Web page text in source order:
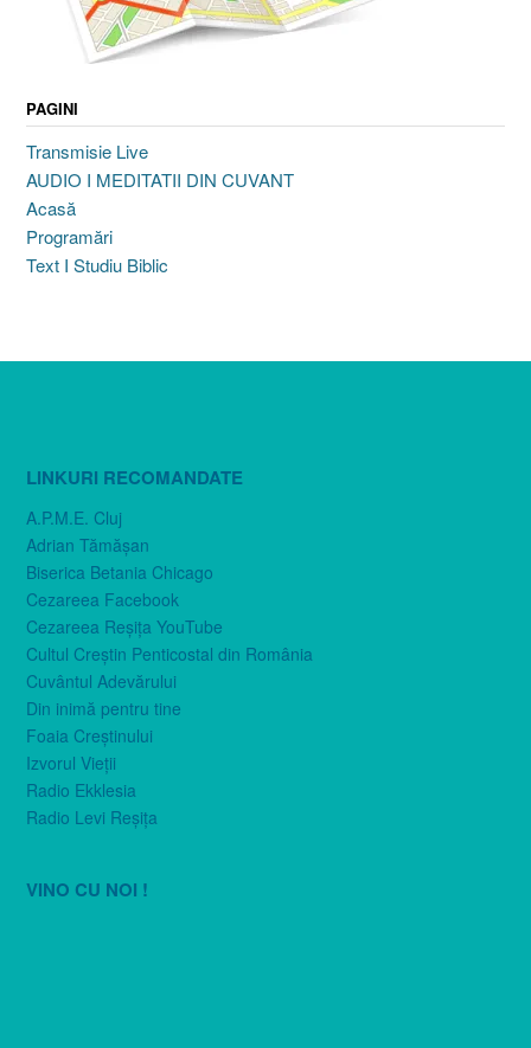
PAGINI
Transmisie Live
AUDIO I MEDITATII DIN CUVANT
Acasă
Programări
Text I Studiu Biblic
LINKURI RECOMANDATE
A.P.M.E. Cluj
Adrian Tămăşan
Biserica Betania Chicago
Cezareea Facebook
Cezareea Reşiţa YouTube
Cultul Creştin Penticostal din România
Cuvântul Adevărului
Din inimă pentru tine
Foaia Creştinului
Izvorul Vieţii
Radio Ekklesia
Radio Levi Reşiţa
VINO CU NOI !